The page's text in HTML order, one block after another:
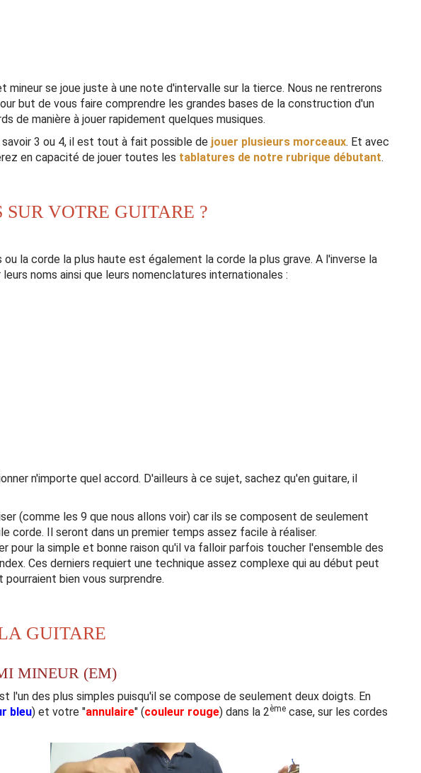
se joue juste à une note d'intervalle sur la tierce. Nous ne rentrerons
but de vous faire comprendre les grandes bases de la construction d'un
de manière à jouer rapidement quelques musiques.
3 ou 4, il est tout à fait possible de jouer plusieurs morceaux. Et avec
en capacité de jouer toutes les tablatures de notre rubrique débutant.
VOTRE GUITARE ?
la corde la plus haute est également la corde la plus grave. A l'inverse la
noms ainsi que leurs nomenclatures internationales :
n'importe quel accord. D'ailleurs à ce sujet, sachez qu'en guitare, il
(comme les 9 que nous allons voir) car ils se composent de seulement
corde. Il seront dans un premier temps assez facile à réaliser.
pour la simple et bonne raison qu'il va falloir parfois toucher l'ensemble des
Ces derniers requiert une technique assez complexe qui au début peut
bien vous surprendre.
GUITARE
MINEUR (EM)
des plus simples puisqu'il se compose de seulement deux doigts. En
bleu) et votre "annulaire" (couleur rouge) dans la 2ème case, sur les cordes